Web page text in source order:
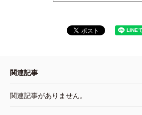
関連記事
関連記事がありません。